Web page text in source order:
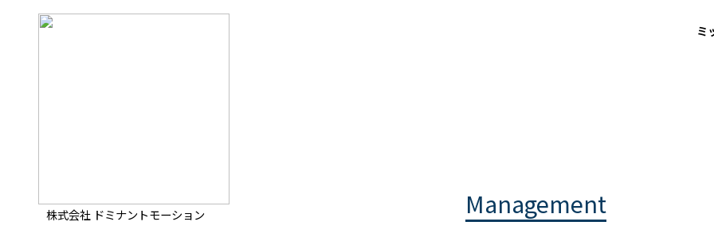
株式会社 ドミナントモーション
ミ
Management